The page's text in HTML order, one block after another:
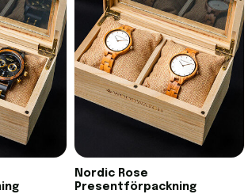
Nordic Rose
Presentförpackning